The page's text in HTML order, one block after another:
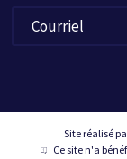
Site réalisé
Ce site n'a